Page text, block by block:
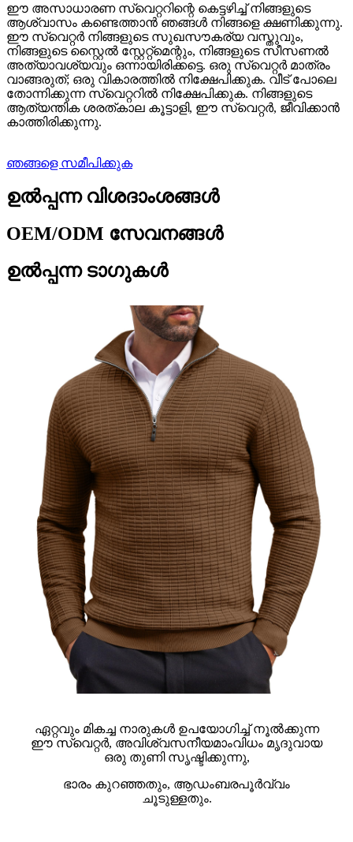
ഈ അസാധാരണ സ്വെറ്ററിന്റെ കെട്ടഴിച്ച് നിങ്ങളുടെ
ആശ്വാസം കണ്ടെത്താൻ ഞങ്ങൾ നിങ്ങളെ ക്ഷണിക്കുന്നു.
ഈ സ്വെറ്റർ നിങ്ങളുടെ സുഖസൗകര്യ വസ്തുവും,
നിങ്ങളുടെ സ്റ്റൈൽ സ്റ്റേറ്റ്‌മെന്റും, നിങ്ങളുടെ സീസണൽ
അത്യാവശ്യവും ഒന്നായിരിക്കട്ടെ. ഒരു സ്വെറ്റർ മാത്രം
വാങ്ങരുത്; ഒരു വികാരത്തിൽ നിക്ഷേപിക്കുക. വീട് പോലെ
തോന്നിക്കുന്ന സ്വെറ്ററിൽ നിക്ഷേപിക്കുക. നിങ്ങളുടെ
ആത്യന്തിക ശരത്കാല കൂട്ടാളി, ഈ സ്വെറ്റർ, ജീവിക്കാൻ
കാത്തിരിക്കുന്നു.
ഞങ്ങളെ സമീപിക്കുക
ഉൽപ്പന്ന വിശദാംശങ്ങൾ
OEM/ODM സേവനങ്ങൾ
ഉൽപ്പന്ന ടാഗുകൾ
ഏറ്റവും മികച്ച നാരുകൾ ഉപയോഗിച്ച് നൂൽക്കുന്ന
ഈ സ്വെറ്റർ, അവിശ്വസനീയമാംവിധം മൃദുവായ
ഒരു തുണി സൃഷ്ടിക്കുന്നു,
ഭാരം കുറഞ്ഞതും, ആഡംബരപൂർവ്വം
ചൂടുള്ളതും.